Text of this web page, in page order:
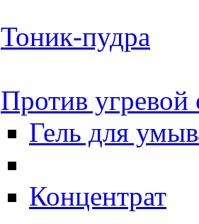
Тоник-пудра
Против
Гель для
Концентрат